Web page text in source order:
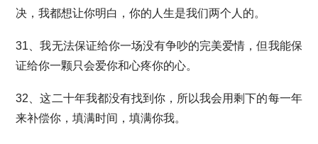
决，我都想让你明白，你的人生是我们两个人的。
31、我无法保证给你一场没有争吵的完美爱情，但我能保
证给你一颗只会爱你和心疼你的心。
32、这二十年我都没有找到你，所以我会用剩下的每一年
来补偿你，填满时间，填满你我。